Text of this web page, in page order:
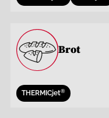
Brot
THERMICjet®